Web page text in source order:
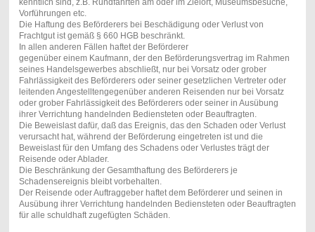
kenntlich sind, z.B. Rundfahrten am oder im Zielort, Museumsbesuche,
Vorführungen etc.
Die Haftung des Beförderers bei Beschädigung oder Verlust von
Frachtgut ist gemäß § 660 HGB beschränkt.
In allen anderen Fällen haftet der Beförderer
gegenüber einem Kaufmann, der den Beförderungsvertrag im Rahmen
seines Handelsgewerbes abschließt, nur bei Vorsatz oder grober
Fahrlässigkeit des Beförderers oder seiner gesetzlichen Vertreter oder
leitenden Angestelltengegenüber anderen Reisenden nur bei Vorsatz
oder grober Fahrlässigkeit des Beförderers oder seiner in Ausübung
ihrer Verrichtung handelnden Bediensteten oder Beauftragten.
Die Beweislast dafür, daß das Ereignis, das den Schaden oder Verlust
verursacht hat, während der Beförderung eingetreten ist und die
Beweislast für den Umfang des Schadens oder Verlustes trägt der
Reisende oder Ablader.
Die Beschränkung der Gesamthaftung des Beförderers je
Schadensereignis bleibt vorbehalten.
Der Reisende oder Auftraggeber haftet dem Beförderer und seinen in
Ausübung ihrer Verrichtung handelnden Bediensteten oder Beauftragten
für alle schuldhaft zugefügten Schäden.